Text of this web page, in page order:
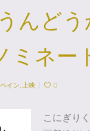
んど
ミネー
イン 上映 0
こにぎり